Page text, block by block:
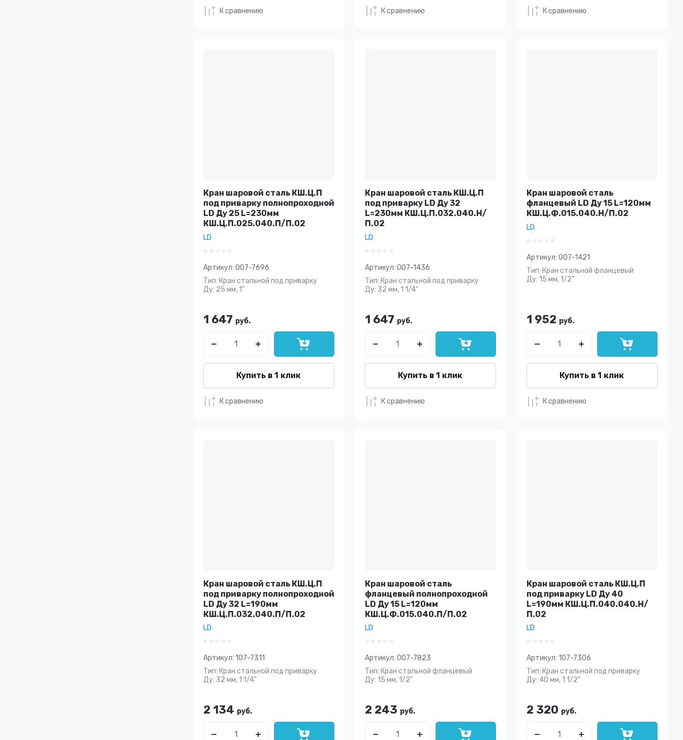
К сравнению К сравнению К сравнению
Кран шаровой сталь КШ.Ц.П
под приварку полнопроходной
LD Ду 25 L=230мм
КШ.Ц.П.025.040.П/П.02
LD
Артикул: 007-7696
Тип: Кран стальной под приварку
Ду: 25 мм, 1"
1 647 руб.
Купить в 1 клик
К сравнению
Кран шаровой сталь КШ.Ц.П
под приварку LD Ду 32
L=230мм КШ.Ц.П.032.040.Н/
П.02
LD
Артикул: 007-1436
Тип: Кран стальной под приварку
Ду: 32 мм, 1 1/4"
1 647 руб.
Купить в 1 клик
К сравнению
Кран шаровой сталь
фланцевый LD Ду 15 L=120мм
КШ.Ц.Ф.015.040.Н/П.02
LD
Артикул: 007-1421
Тип: Кран стальной фланцевый
Ду: 15 мм, 1/2"
1 952 руб.
Купить в 1 клик
К сравнению
Кран шаровой сталь КШ.Ц.П
под приварку полнопроходной
LD Ду 32 L=190мм
КШ.Ц.П.032.040.П/П.02
LD
Артикул: 107-7311
Тип: Кран стальной под приварку
Ду: 32 мм, 1 1/4"
2 134 руб.
Кран шаровой сталь
фланцевый полнопроходной
LD Ду 15 L=120мм
КШ.Ц.Ф.015.040.П/П.02
LD
Артикул: 007-7823
Тип: Кран стальной фланцевый
Ду: 15 мм, 1/2"
2 243 руб.
Кран шаровой сталь КШ.Ц.П
под приварку LD Ду 40
L=190мм КШ.Ц.П.040.040.Н/
П.02
LD
Артикул: 107-7306
Тип: Кран стальной под приварку
Ду: 40 мм, 1 1/2"
2 320 руб.